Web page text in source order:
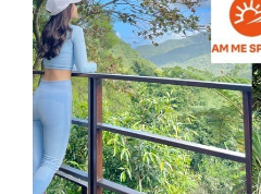
很
花
但
很
亮
眼，
讓
自